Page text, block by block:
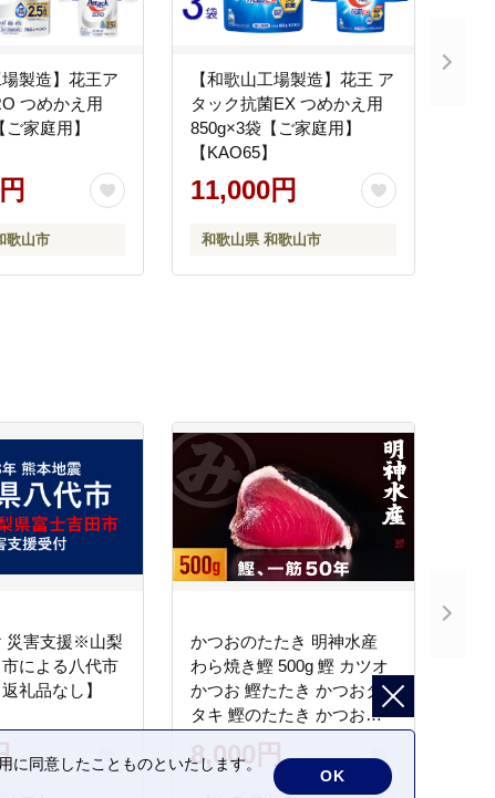
場製造】花王ア
つめかえ用
家庭用】
歌山市
【和歌山工場製造】花王 ア
タック抗菌EX つめかえ用
850g×3袋【ご家庭用】
【KAO65】
11,000円
和歌山県 和歌山市
災害支援※山梨
による八代市
礼品なし】
かつおのたたき 明神水産
わら焼き鰹 500g 鰹 カツオ
かつお 鰹たたき かつおタ
タキ 鰹のたたき かつおの
タタキ 藁焼き わら焼き 魚
さかな 海鮮 刺身 お刺身 冷
凍 ご家庭用 グルメ 特産品
8,000円
に同意したことものといたします。
OK